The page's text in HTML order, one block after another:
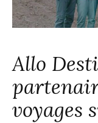
Allo
voyages